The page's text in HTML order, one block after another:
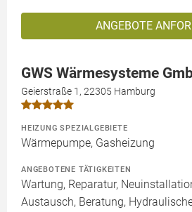
ANGEBOTE
GWS Wärmesysteme
Geierstraße 1, 22305 Hamburg
HEIZUNG SPEZIALGEBIETE
Wärmepumpe, Gasheizung
ANGEBOTENE TÄTIGKEITEN
Wartung, Reparatur,
Austausch, Beratung,